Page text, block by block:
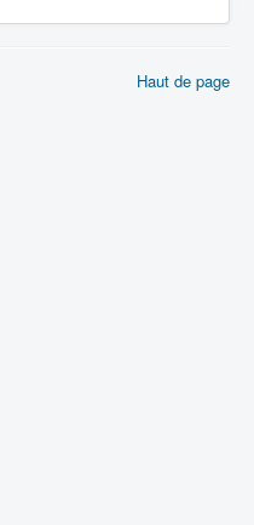
Haut de page